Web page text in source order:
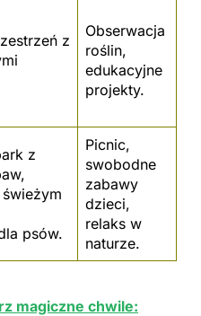
z
Obserwacja
roślin,
edukacyjne
projekty.
z
świeżym
psów.
Picnic,
swobodne
zabawy
dzieci,
relaks w
naturze.
magiczne chwile: